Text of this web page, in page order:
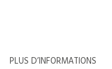
PLUS D’INFORMATIONS